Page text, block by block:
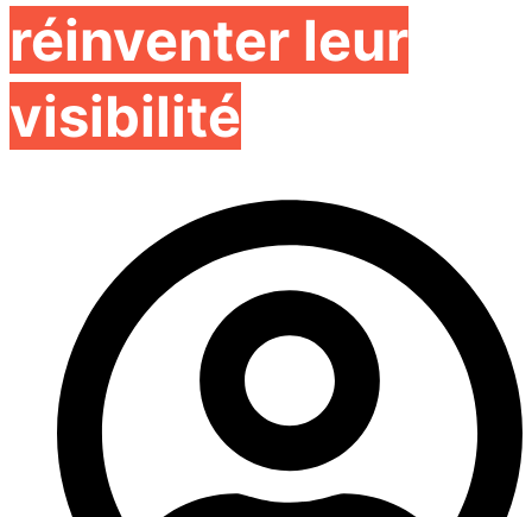
réinventer leur
visibilité